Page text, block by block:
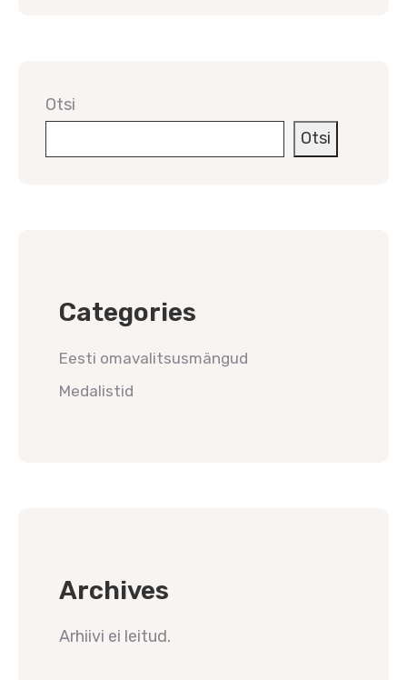
Otsi
Otsi
Categories
Eesti omavalitsusmängud
Medalistid
Archives
Arhiivi ei leitud.